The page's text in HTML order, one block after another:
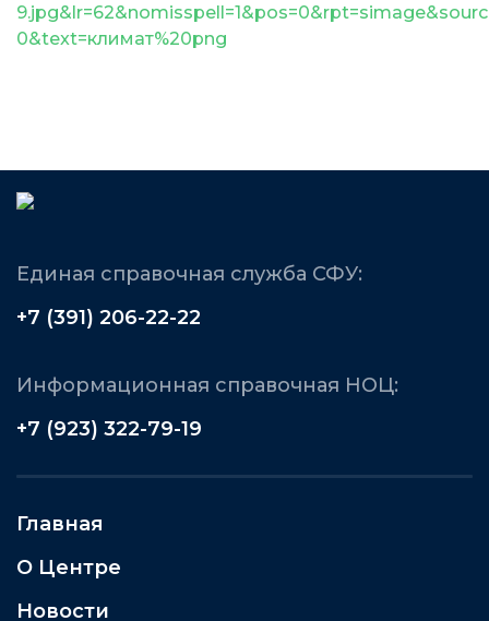
0&text=климат%20png
Единая справочная служба СФУ:
+7 (391) 206-22-22
Информационная справочная НОЦ:
+7 (923) 322-79-19
Главная
О Центре
Новости